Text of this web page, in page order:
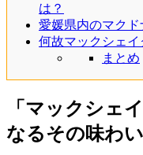
は？
愛媛県内のマク
何故マックシェイ
まとめ
「マックシェ
なるその味わ